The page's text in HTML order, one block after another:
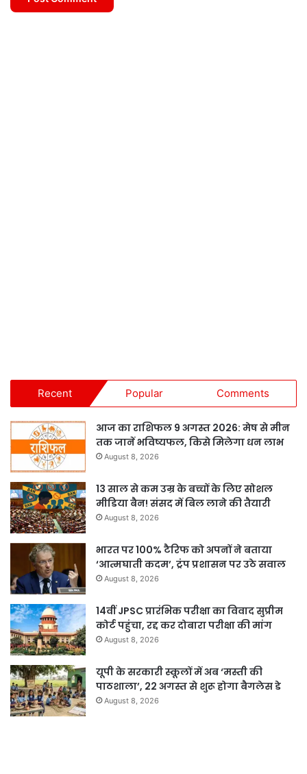
Recent Popular Comments
आज का राशिफल 9 अगस्त 2026: मेष से मीन
तक जानें भविष्यफल, किसे मिलेगा धन लाभ
August 8, 2026
13 साल से कम उम्र के बच्चों के लिए सोशल
मीडिया बैन! संसद में बिल लाने की तैयारी
August 8, 2026
भारत पर 100% टैरिफ को अपनों ने बताया
‘आत्मघाती कदम’, ट्रंप प्रशासन पर उठे सवाल
August 8, 2026
14वीं JPSC प्रारंभिक परीक्षा का विवाद सुप्रीम
कोर्ट पहुंचा, रद्द कर दोबारा परीक्षा की मांग
August 8, 2026
यूपी के सरकारी स्कूलों में अब ‘मस्ती की
पाठशाला’, 22 अगस्त से शुरू होगा बैगलेस डे
August 8, 2026